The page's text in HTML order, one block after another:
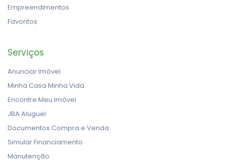
Empreendimentos
Favoritos
Serviços
Anunciar Imóvel
Minha Casa Minha Vida
Encontre Meu Imóvel
JBA Aluguel
Documentos Compra e Venda
Simular Financiamento
Manutenção